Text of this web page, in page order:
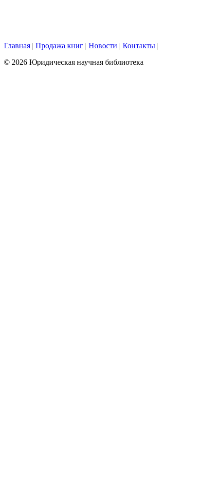
Главная | Продажа книг | Новости | Контакты |
© 2026 Юридическая научная библиотека